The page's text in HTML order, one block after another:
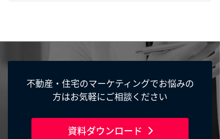
不動産・住宅のマーケティングでお悩みの
方はお気軽にご相談ください
資料ダウンロード